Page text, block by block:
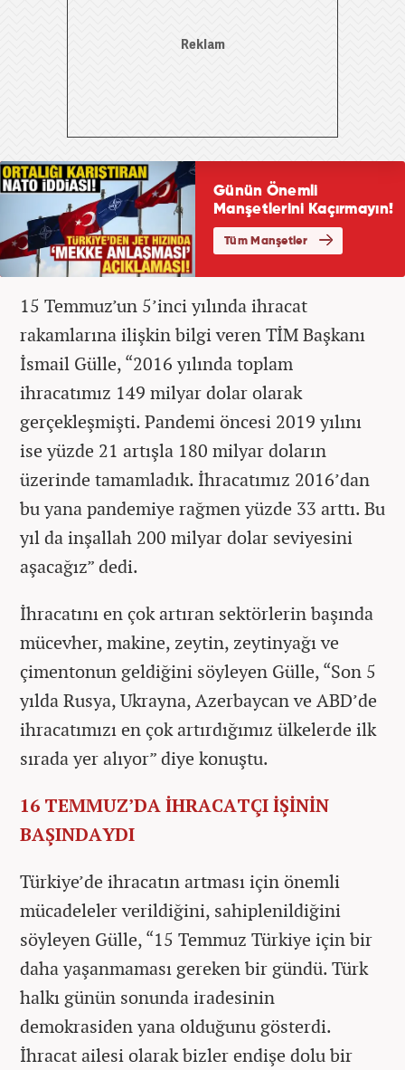
15 Temmuz’un 5’inci yılında ihracat
rakamlarına ilişkin bilgi veren TİM Başkanı
İsmail Gülle, “2016 yılında toplam
ihracatımız 149 milyar dolar olarak
gerçekleşmişti. Pandemi öncesi 2019 yılını
ise yüzde 21 artışla 180 milyar doların
üzerinde tamamladık. İhracatımız 2016’dan
bu yana pandemiye rağmen yüzde 33 arttı. Bu
yıl da inşallah 200 milyar dolar seviyesini
aşacağız” dedi.
İhracatını en çok artıran sektörlerin başında
mücevher, makine, zeytin, zeytinyağı ve
çimentonun geldiğini söyleyen Gülle, “Son 5
yılda Rusya, Ukrayna, Azerbaycan ve ABD’de
ihracatımızı en çok artırdığımız ülkelerde ilk
sırada yer alıyor” diye konuştu.
16 TEMMUZ’DA İHRACATÇI İŞİNİN
BAŞINDAYDI
Türkiye’de ihracatın artması için önemli
mücadeleler verildiğini, sahiplenildiğini
söyleyen Gülle, “15 Temmuz Türkiye için bir
daha yaşanmaması gereken bir gündü. Türk
halkı günün sonunda iradesinin
demokrasiden yana olduğunu gösterdi.
İhracat ailesi olarak bizler endişe dolu bir